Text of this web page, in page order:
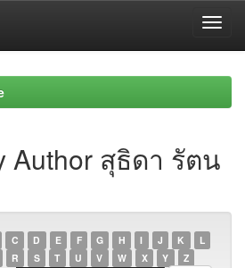
Author สุธิดา รัตน
C D E F G H I J K
L
R S T U V W X Y Z